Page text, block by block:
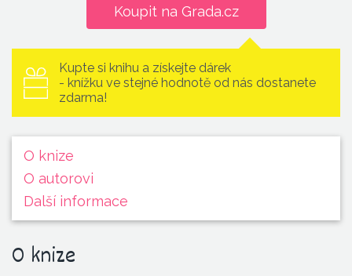
Koupit na Grada.cz
Kupte si knihu a získejte dárek
- knížku ve stejné hodnotě od nás dostanete
zdarma!
O knize
O autorovi
Další informace
O knize